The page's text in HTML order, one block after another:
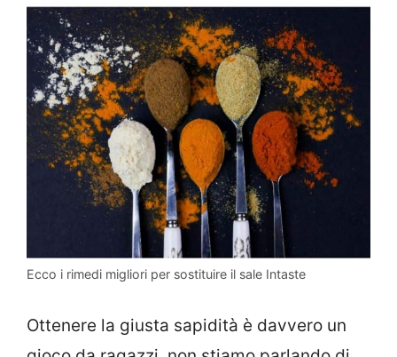
Ecco i rimedi migliori per sostituire il sale Intaste
Ottenere la giusta sapidità è davvero un